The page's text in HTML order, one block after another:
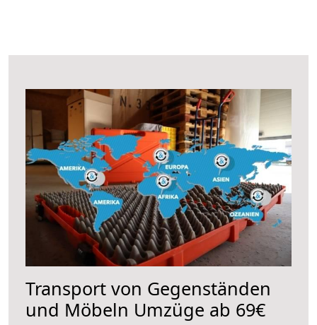
Transport von Gegenständen
und Möbeln Umzüge ab 69€